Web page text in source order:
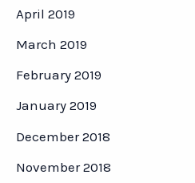
April 2019
March 2019
February 2019
January 2019
December 2018
November 2018